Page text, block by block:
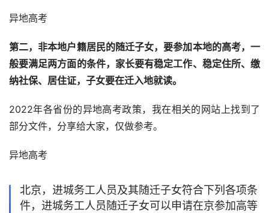
异地高考
第二，非本地户籍居民的随迁子女，要参加本地的高考，一
般要满足两方面的条件，家长要有稳定工作、稳定住所、缴
纳社保、居住证，子女要在迁入地就读。
2022年各省份的异地高考政策，我在相关的网站上找到了
部分文件，分享给大家，仅做参考。
异地高考
北京，进城务工人员及其随迁子女符合下列各项条
件，进城务工人员随迁子女可以申请在京参加高等